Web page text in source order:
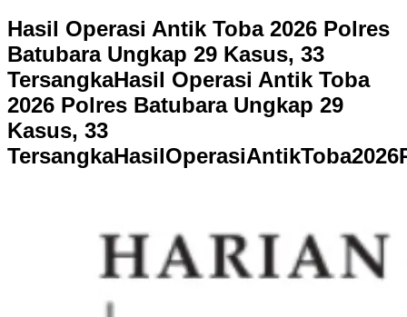
Hasil Operasi Antik Toba 2026 Polres
Batubara Ungkap 29 Kasus, 33
TersangkaHasil Operasi Antik Toba
2026 Polres Batubara Ungkap 29
Kasus, 33
TersangkaHasilOperasiAntikToba2026